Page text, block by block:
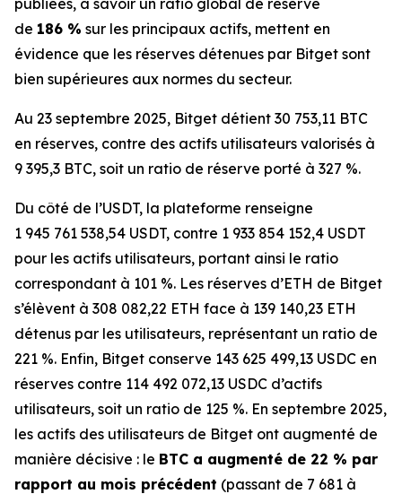
de 186 % sur les principaux actifs, mettent en
évidence que les réserves détenues par Bitget sont
bien supérieures aux normes du secteur.
Au 23 septembre 2025, Bitget détient 30 753,11 BTC
en réserves, contre des actifs utilisateurs valorisés à
9 395,3 BTC, soit un ratio de réserve porté à 327 %.
Du côté de l’USDT, la plateforme renseigne
1 945 761 538,54 USDT, contre 1 933 854 152,4 USDT
pour les actifs utilisateurs, portant ainsi le ratio
correspondant à 101 %. Les réserves d’ETH de Bitget
s’élèvent à 308 082,22 ETH face à 139 140,23 ETH
détenus par les utilisateurs, représentant un ratio de
221 %. Enfin, Bitget conserve 143 625 499,13 USDC en
réserves contre 114 492 072,13 USDC d’actifs
utilisateurs, soit un ratio de 125 %. En septembre 2025,
les actifs des utilisateurs de Bitget ont augmenté de
manière décisive : le BTC a augmenté de 22 % par
rapport au mois précédent (passant de 7 681 à